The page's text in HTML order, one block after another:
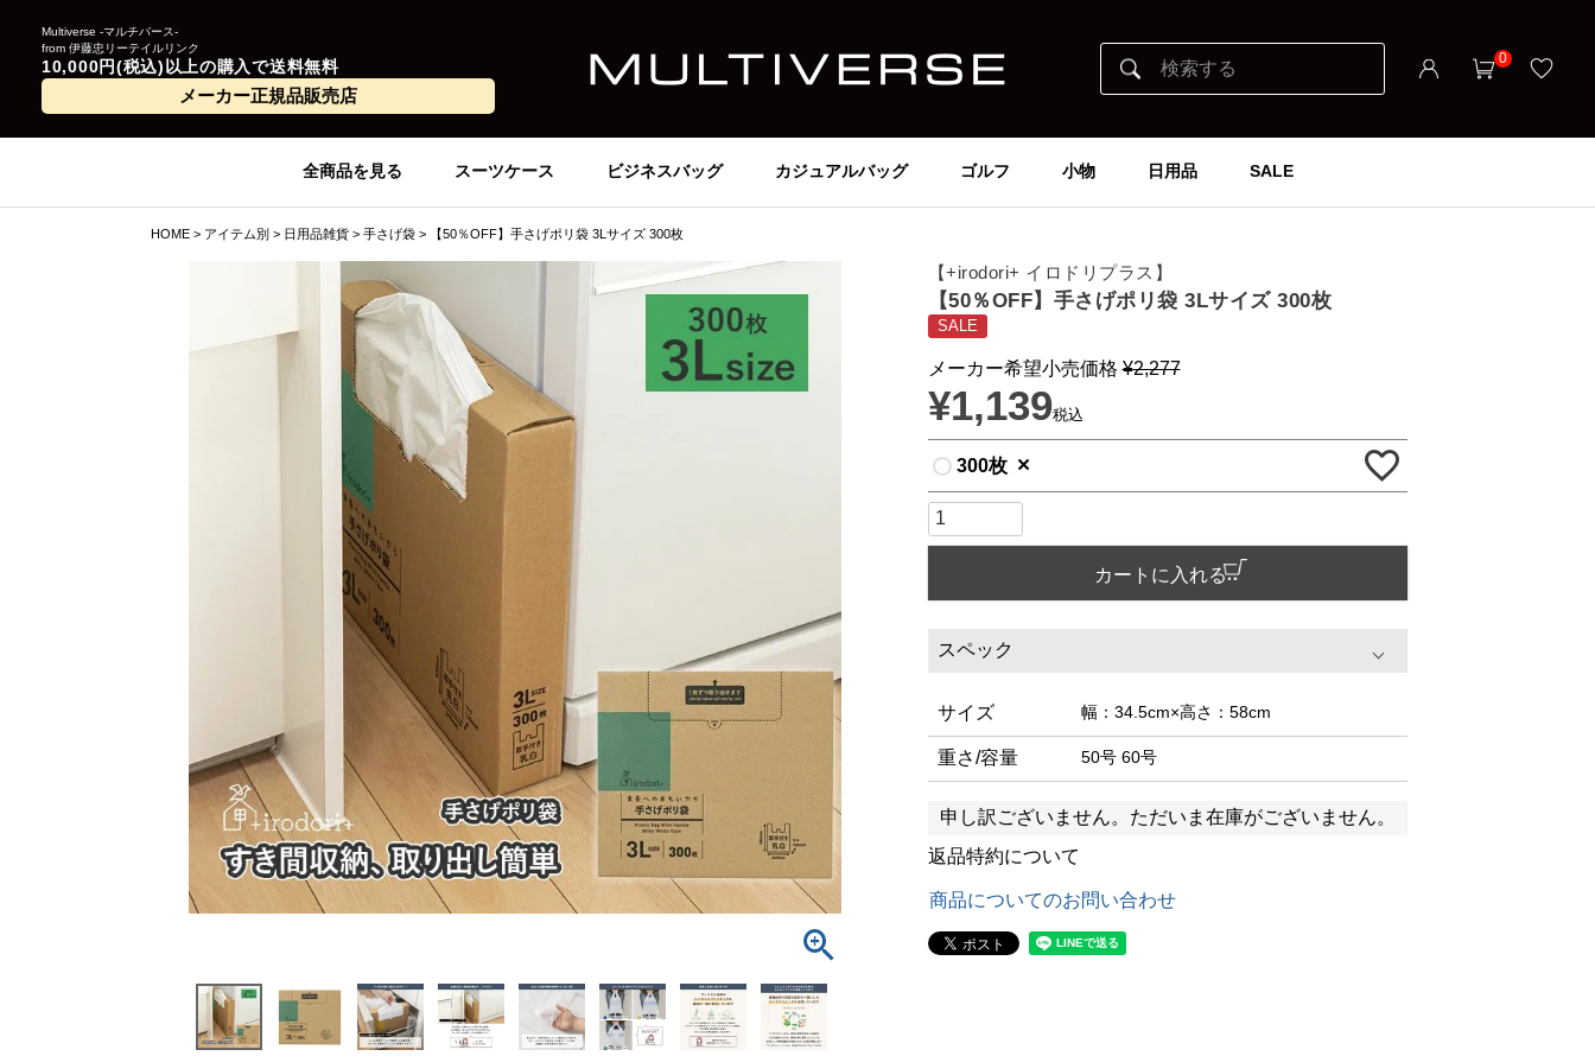
Multiverse -マルチバース-
from 伊藤忠リーテイルリンク
10,000円(税込)以上の購入で送料無料
メーカー正規品販売店
0
全商品を見る スーツケース ビジネスバッグ カジュアルバッグ ゴルフ 小物 日用品 SALE
HOME アイテム別 日用品雑貨 手さげ袋 【50％OFF】手さげポリ袋 3Lサイズ 300枚
【+irodori+ イロドリプラス】
【50％OFF】手さげポリ袋 3Lサイズ 300枚
SALE
メーカー希望小売価格 ¥2,277
¥1,139税込
300枚 ×
カートに入れる
スペック
サイズ 幅：34.5cm×高さ：58cm
重さ/容量 50号 60号
申し訳ございません。ただいま在庫がございません。
返品特約について
商品についてのお問い合わせ